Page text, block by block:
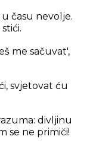
času nevolje.
me sačuvat',
svjetovat ću
divljinu
se ne primiči!